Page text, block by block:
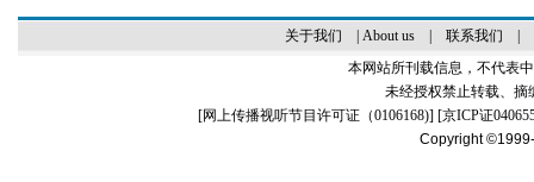
关于我们 About us| 联系我们
本网站所刊载信息，不代表
未经授权禁止转载、摘
[网上传播视听节目许可证（0106168)] [京ICP证
Copyright